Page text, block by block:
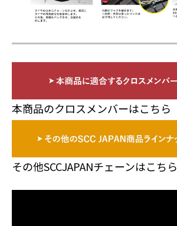
本商品のクロスメンバーはこちら
その他SCCJAPANチェーンはこちら